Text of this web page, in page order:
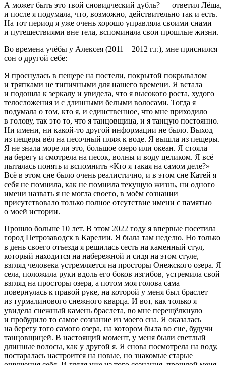
А может быть это твой сновидческий дубль? — ответил Лёша,
и после я подумала, что, возможно, действительно так и есть.
На тот период я уже очень хорошо управляла своими снами
и путешествиями вне тела, вспоминала свои прошлые жизни.
Во времена учёбы у Алексея (2011—2012 г.г.), мне приснился
сон о другой себе:
Я проснулась в пещере на постели, покрытой покрывалом
и тряпками не типичными для нашего времени. Я встала
и подошла к зеркалу и увидела, что я высокого роста, худого
телосложения и с длинными белыми волосами. Тогда я
подумала о том, кто я, и единственное, что мне приходило
в голову, так это то, что я танцовщица, и я танцую постоянно.
Ни имени, ни какой-то другой информации не было. Выход
из пещеры вёл на песочный пляж к воде. Я вышла из пещеры.
Я не знала море ли это, большое озеро или океан. Я стояла
на берегу и смотрела на песок, волны и воду целиком. Я всё
пыталась понять и вспомнить «Кто я такая на самом деле?»
Всё в этом сне было очень реалистично, и в этом сне Катей я
себя не помнила, как не помнила текущую жизнь, ни одного
имени назвать я не могла своего, в моём сознании
присутствовало только полное отсутствие имени с памятью
о моей истории.
Прошло больше 10 лет. В этом 2022 году я впервые посетила
город Петрозаводск в Карелии. Я была там неделю. Но только
в день своего отъезда я решилась сесть на каменный стул,
который находится на набережной и сидя на этом стуле,
взгляд человека устремляется на просторы Онежского озера. Я
села, положила руки вдоль его боков изгибов, устремила свой
взгляд на просторы озера, а потом моя голова сама
повернулась к правой руке, на которой у меня был браслет
из турмалинового снежного кварца. И вот, как только я
увидела снежный камень браслета, во мне перещёлкнуло
и пробудило то самое сознание из моего сна. Я оказалась
на берегу того самого озера, на котором была во сне, будучи
танцовщицей. В настоящий момент, у меня были светлый
длинные волосы, как у другой я. Я снова посмотрела на воду,
постаралась настроится на новые, но знакомые старые